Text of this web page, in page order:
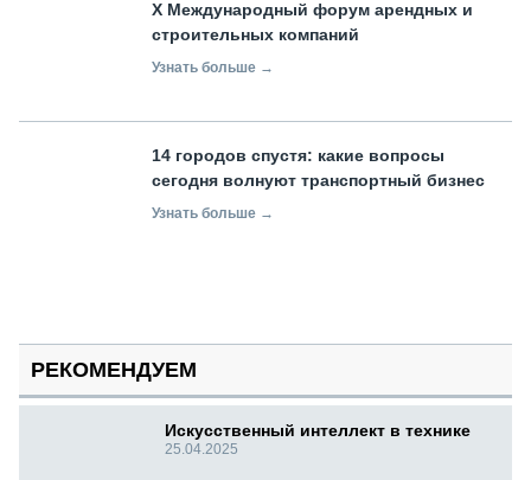
X Международный форум арендных и
строительных компаний
Узнать больше →
14 городов спустя: какие вопросы
сегодня волнуют транспортный бизнес
Узнать больше →
РЕКОМЕНДУЕМ
Искусственный интеллект в технике
25.04.2025